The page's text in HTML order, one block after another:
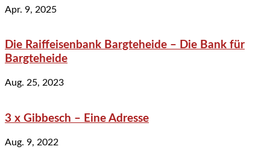
Apr. 9, 2025
Die Raiffeisenbank Bargteheide – Die Bank für
Bargteheide
Aug. 25, 2023
3 x Gibbesch – Eine Adresse
Aug. 9, 2022